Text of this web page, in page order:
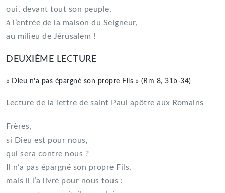
oui, devant tout son peuple,
à l’entrée de la maison du Seigneur,
au milieu de Jérusalem !
DEUXIÈME LECTURE
« Dieu n’a pas épargné son propre Fils » (Rm 8, 31b-34)
Lecture de la lettre de saint Paul apôtre aux Romains
Frères,
si Dieu est pour nous,
qui sera contre nous ?
Il n’a pas épargné son propre Fils,
mais il l’a livré pour nous tous :